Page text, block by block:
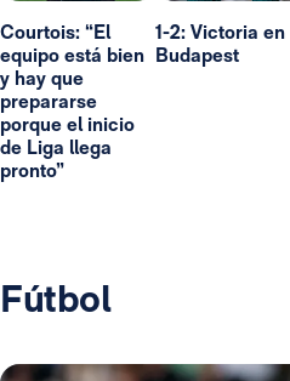
Courtois: “El
equipo está bien
y hay que
prepararse
porque el inicio
de Liga llega
pronto”
1-2: Victoria en
Budapest
Fútbol